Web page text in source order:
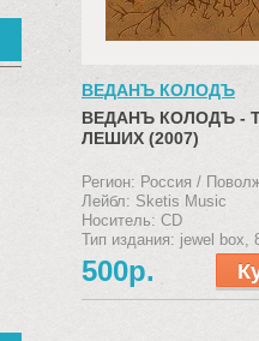
ВЕДАНЪ КОЛОДЪ
ВЕДАНЪ КОЛОДЪ -
ЛЕШИХ (2007)
Регион: Россия /
Лейбл: Sketis Music
Носитель: CD
Тип издания: jewel box,
буклет
500р.